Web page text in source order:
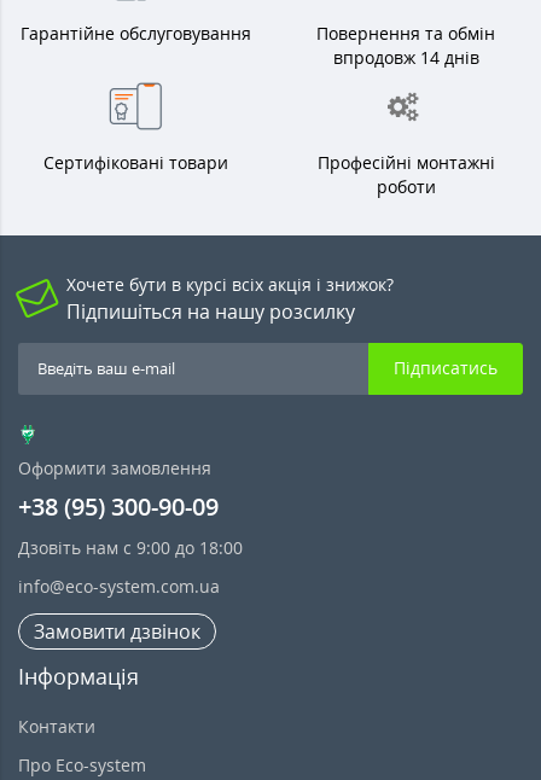
Гарантійне обслуговування
Повернення та обмін
впродовж 14 днів
Сертифіковані товари
Професійні монтажні
роботи
Хочете бути в курсі всіх акція і знижок?
Підпишіться на нашу розсилку
Підписатись
Оформити замовлення
+38 (95) 300-90-09
Дзовіть нам с 9:00 до 18:00
info@eco-system.com.ua
Замовити дзвінок
Інформація
Контакти
Про Eco-system